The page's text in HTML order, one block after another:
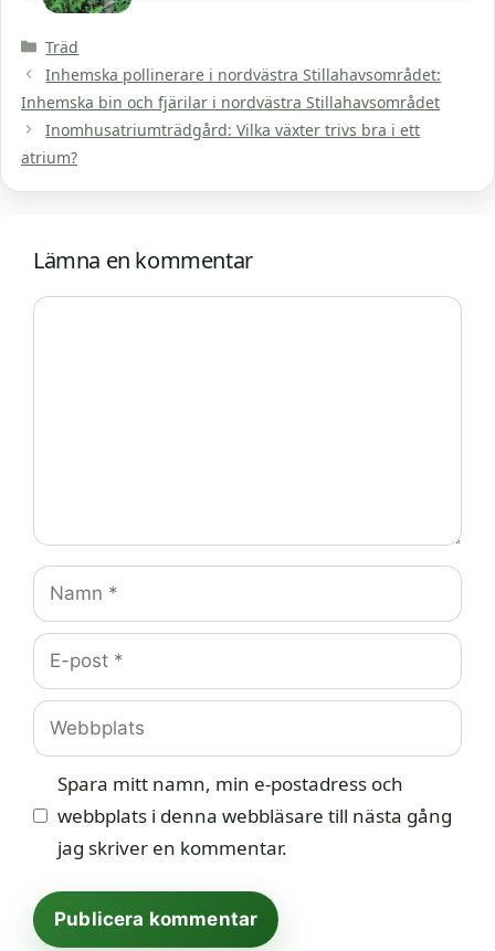
Kategorier
Träd
Inhemska pollinerare i nordvästra Stillahavsområdet:
Inhemska bin och fjärilar i nordvästra Stillahavsområdet
Inomhusatriumträdgård: Vilka växter trivs bra i ett
atrium?
Lämna en kommentar
Kommentar
Namn
E-
post
Webbplats
Spara mitt namn, min e-postadress och
webbplats i denna webbläsare till nästa gång
jag skriver en kommentar.